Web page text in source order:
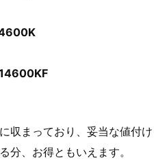
収まっており、妥当な値付
、お得ともいえます。